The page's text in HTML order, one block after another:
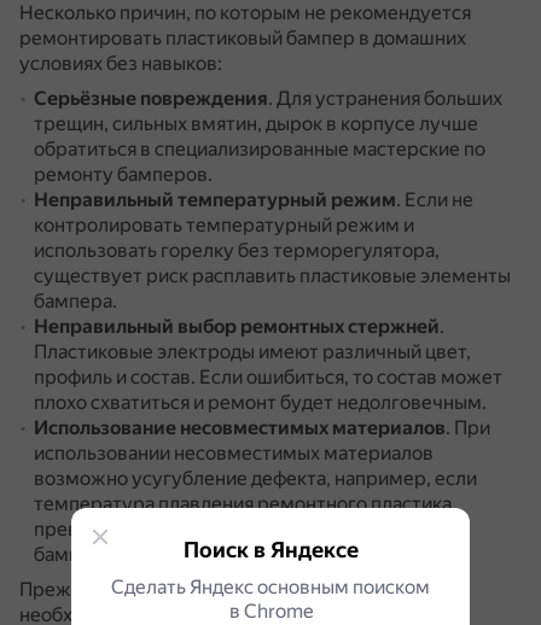
Несколько причин, по которым не рекомендуется
ремонтировать пластиковый бампер в домашних
условиях без навыков:
Серьёзные повреждения. Для устранения больших
трещин, сильных вмятин, дырок в корпусе лучше
обратиться в специализированные мастерские по
ремонту бамперов.
Неправильный температурный режим. Если не
контролировать температурный режим и
использовать горелку без терморегулятора,
существует риск расплавить пластиковые элементы
бампера.
Неправильный выбор ремонтных стержней.
Пластиковые электроды имеют различный цвет,
профиль и состав. Если ошибиться, то состав может
плохо схватиться и ремонт будет недолговечным.
Использование несовместимых материалов. При
использовании несовместимых материалов
возможно усугубление дефекта, например, если
температура плавления ремонтного пластика
превышает температуру плавления материала
бампера.
Прежде чем выбирать ремонтные составы,
необходимо точно знать, из какого материала
Поиск в Яндексе
Сделать Яндекс основным поиском
в Сhrome